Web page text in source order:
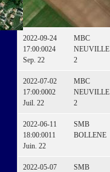
19:00:0027
Mai. 23
2022-09-24
17:00:0024
Sep. 22
MBC
NEUVILLE
2
2022-07-02
17:00:0002
Juil. 22
MBC
NEUVILLE
2
2022-06-11
18:00:0011
Juin. 22
SMB
BOLLENE
2022-05-07
SMB